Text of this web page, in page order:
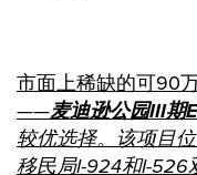
市面上稀缺的可90
——麦迪逊公园III期
较优选择。该项目
移民局I-924和I-526